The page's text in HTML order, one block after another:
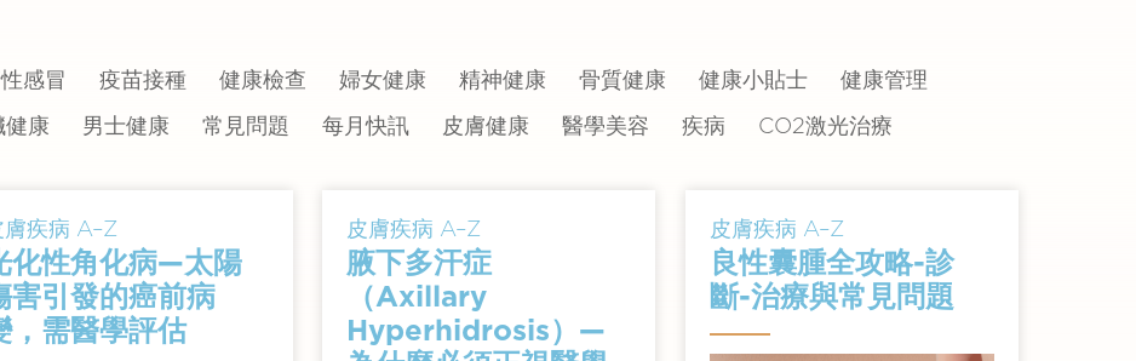
感冒 疫苗接種 健康檢查 婦女健康 精神健康 骨質健康 健康小貼士 健康管理
健康 男士健康 常見問題 每月快訊 皮膚健康 醫學美容 疾病 CO2激光治療
膚疾病 A–Z
化性角化病—太陽
害引發的癌前病
，需醫學評估
皮膚疾病 A–Z
腋下多汗症
（Axillary
Hyperhidrosis）—
皮膚疾病 A–Z
良性囊腫全攻略-診
斷-治療與常見問題